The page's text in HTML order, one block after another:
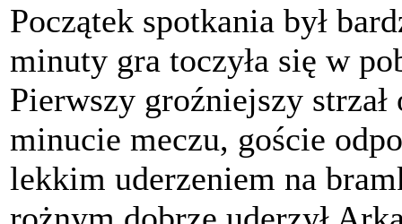
Początek spotkania był
minuty gra toczyła się w
Pierwszy groźniejszy strzał
minucie meczu, goście
lekkim uderzeniem na